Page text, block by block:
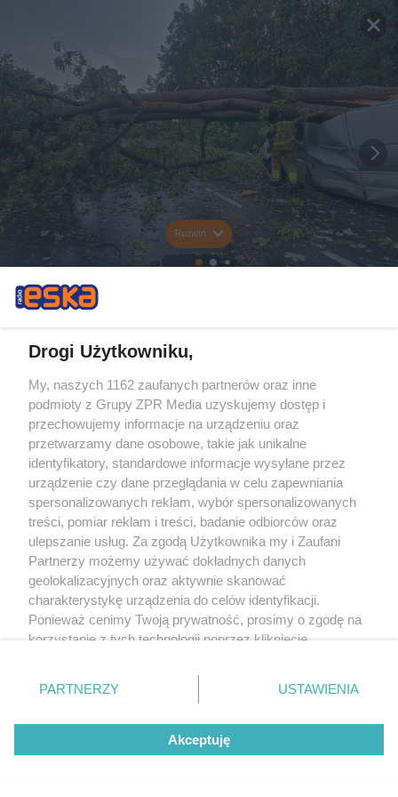
Rozwiń
Drogi Użytkowniku,
My, naszych 1162 zaufanych partnerów oraz inne
podmioty z Grupy ZPR Media uzyskujemy dostęp i
przechowujemy informacje na urządzeniu oraz
przetwarzamy dane osobowe, takie jak unikalne
identyfikatory, standardowe informacje wysyłane przez
urządzenie czy dane przeglądania w celu zapewniania
spersonalizowanych reklam, wybór spersonalizowanych
treści, pomiar reklam i treści, badanie odbiorców oraz
ulepszanie usług. Za zgodą Użytkownika my i Zaufani
Partnerzy możemy używać dokładnych danych
geolokalizacyjnych oraz aktywnie skanować
charakterystykę urządzenia do celów identyfikacji.
Ponieważ cenimy Twoją prywatność, prosimy o zgodę na
korzystanie z tych technologii poprzez kliknięcie
zmienić/wycofać klikając przycisk ustawień prywatności
znajdujący się w lewym dolnym rogu strony
rodzaje przetwarzania danych nie wymagają zgody
użytkownika, ale masz prawo sprzeciwić się takiemu
przetwarzaniu. Preferencje będą miały zastosowanie tylko
PARTNERZY USTAWIENIA
Akceptuję